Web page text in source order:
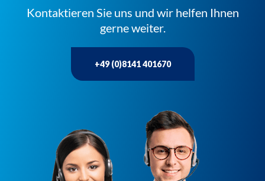
Kontaktieren Sie uns und wir helfen Ihnen
gerne weiter.
+49 (0)8141 401670